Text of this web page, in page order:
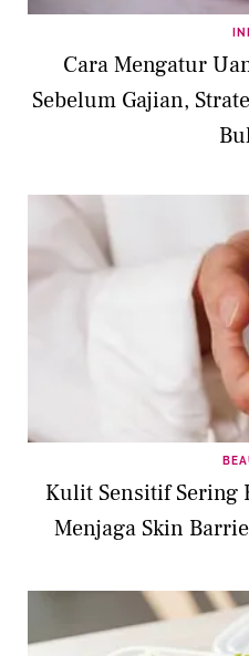
Cara Mengatur
Sebelum Gajian,
Kulit Sensitif Sering
Menjaga Skin